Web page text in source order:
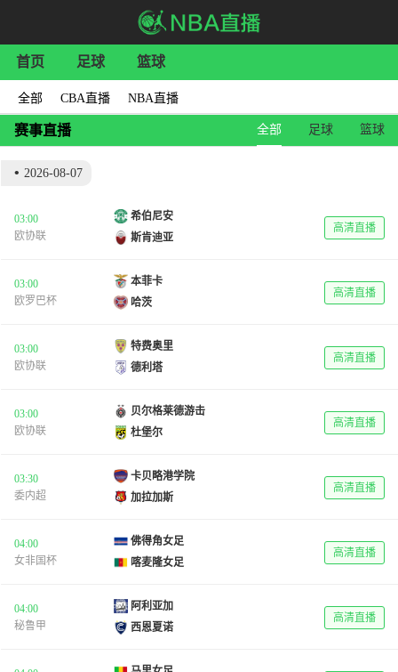
首页 足球 篮球
全部 CBA直播 NBA直播
赛事直播 全部 足球 篮球
• 2026-08-07
03:00
欧协联
希伯尼安
斯肯迪亚
高清直播
03:00
欧罗巴杯
本菲卡
哈茨
高清直播
03:00
欧协联
特费奥里
德利塔
高清直播
03:00
欧协联
贝尔格莱德游击
杜堡尔
高清直播
03:30
委内超
卡贝略港学院
加拉加斯
高清直播
04:00
女非国杯
佛得角女足
喀麦隆女足
高清直播
04:00
秘鲁甲
阿利亚加
西恩夏诺
高清直播